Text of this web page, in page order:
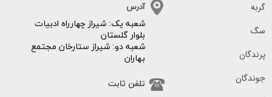
گربه
سگ
پرندگان
جوندگان
​​شعبه یک: شیراز چهارراه ادبیات
بلوار گلستان
شعبه دو: شیراز ستارخان مجتمع
بهاران
آدرس
تلفن ثابت